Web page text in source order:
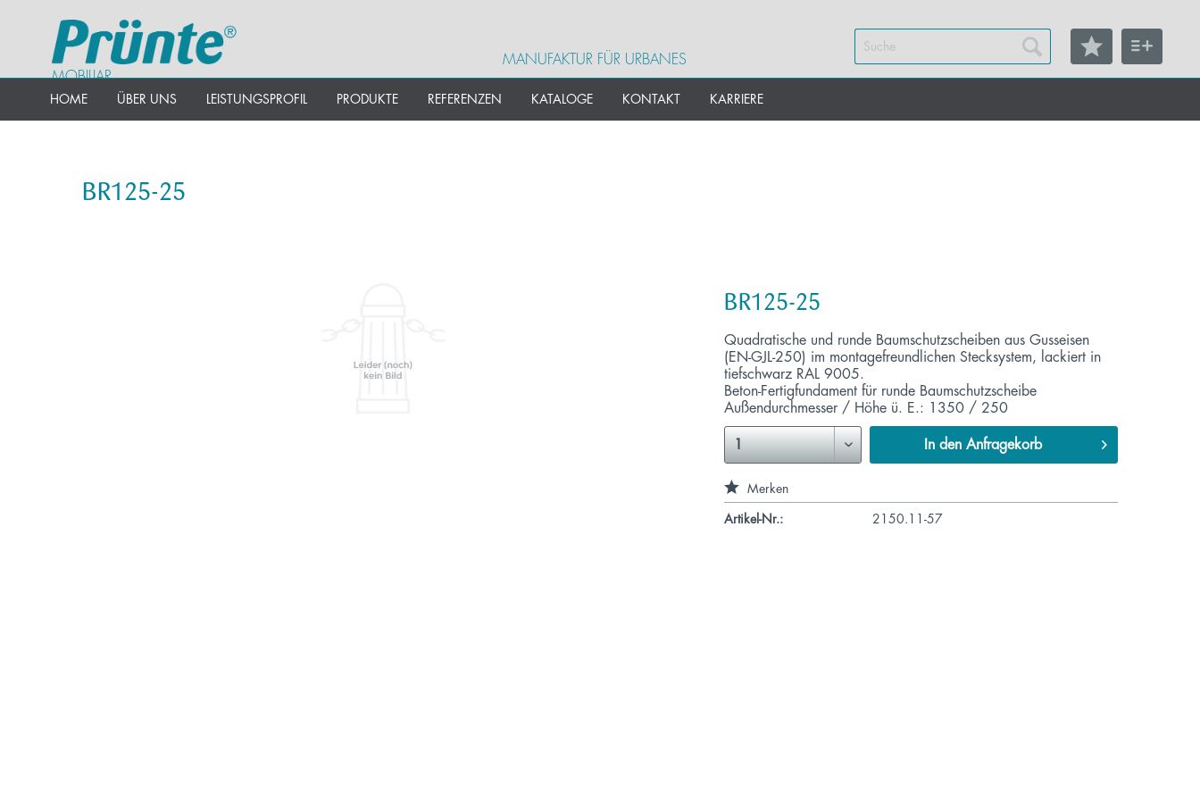
MANUFAKTUR FÜR URBANES
MOBILIAR
HOME ÜBER UNS LEISTUNGSPROFIL PRODUKTE REFERENZEN KATALOGE KONTAKT KARRIERE
BR125-25
BR125-25
Quadratische und runde Baumschutzscheiben aus Gusseisen
(EN-GJL-250) im montagefreundlichen Stecksystem, lackiert in
tiefschwarz RAL 9005.
Beton-Fertigfundament für runde Baumschutzscheibe
Außendurchmesser / Höhe ü. E.: 1350 / 250
In den Anfragekorb
Merken
Artikel-Nr.: 2150.11-57